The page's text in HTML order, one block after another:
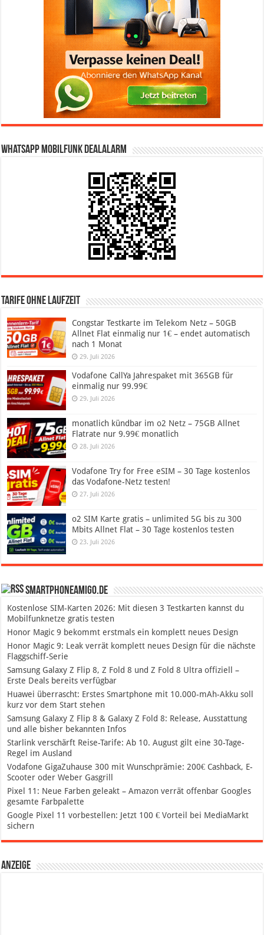
WhatsApp Mobilfunk DealAlarm
Tarife ohne Laufzeit
Congstar Testkarte im Telekom Netz – 50GB
Allnet Flat einmalig nur 1€ – endet automatisch
nach 1 Monat
29. Juli 2026
Vodafone CallYa Jahrespaket mit 365GB für
einmalig nur 99.99€
29. Juli 2026
monatlich kündbar im o2 Netz – 75GB Allnet
Flatrate nur 9.99€ monatlich
28. Juli 2026
Vodafone Try for Free eSIM – 30 Tage kostenlos
das Vodafone-Netz testen!
27. Juli 2026
o2 SIM Karte gratis – unlimited 5G bis zu 300
Mbits Allnet Flat – 30 Tage kostenlos testen
23. Juli 2026
SmartphoneAmigo.de
Kostenlose SIM-Karten 2026: Mit diesen 3 Testkarten kannst du
Mobilfunknetze gratis testen
Honor Magic 9 bekommt erstmals ein komplett neues Design
Honor Magic 9: Leak verrät komplett neues Design für die nächste
Flaggschiff-Serie
Samsung Galaxy Z Flip 8, Z Fold 8 und Z Fold 8 Ultra offiziell –
Erste Deals bereits verfügbar
Huawei überrascht: Erstes Smartphone mit 10.000-mAh-Akku soll
kurz vor dem Start stehen
Samsung Galaxy Z Flip 8 & Galaxy Z Fold 8: Release, Ausstattung
und alle bisher bekannten Infos
Starlink verschärft Reise-Tarife: Ab 10. August gilt eine 30-Tage-
Regel im Ausland
Vodafone GigaZuhause 300 mit Wunschprämie: 200€ Cashback, E-
Scooter oder Weber Gasgrill
Pixel 11: Neue Farben geleakt – Amazon verrät offenbar Googles
gesamte Farbpalette
Google Pixel 11 vorbestellen: Jetzt 100 € Vorteil bei MediaMarkt
sichern
Anzeige